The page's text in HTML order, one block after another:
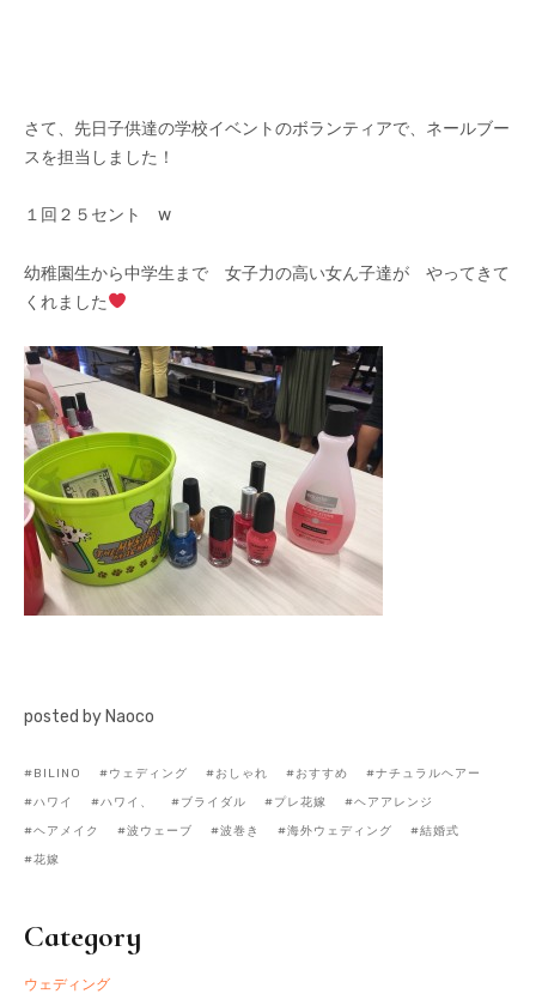
さて、先日子供達の学校イベントのボランティアで、ネールブー
スを担当しました！
１回２５セント w
幼稚園生から中学生まで 女子力の高い女ん子達が やってきて
くれました
posted by Naoco
BILINO ウェディング おしゃれ おすすめ
ナチュラルヘアー
ハワイ
ハワイ、 ブライダル プレ花嫁
ヘアアレンジ
ヘアメイク
波ウェーブ 波巻き 海外ウェディング
結婚式
花嫁
Category
ウェディング